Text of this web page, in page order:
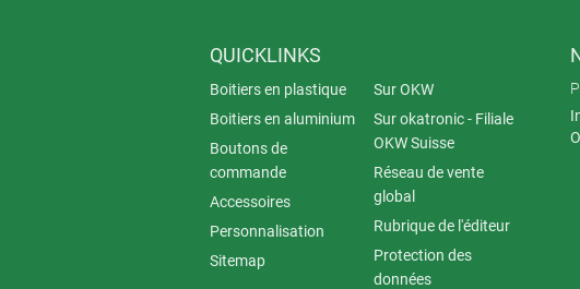
QUICKLINKS
Boitiers en plastique
Boitiers en aluminium
Boutons de
commande
Accessoires
Personnalisation
Sitemap
Sur OKW
Sur okatronic - Filiale
OKW Suisse
Réseau de vente
global
Rubrique de l'éditeur
Protection des
données